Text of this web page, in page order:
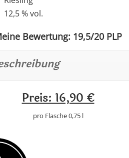
12,5 % vol.
Bewertung: 19,5/20 PLP
Preis: 16,90 €
pro Flasche 0,75 l